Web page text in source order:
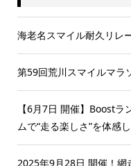
海老名スマイル耐久リレ
第59回荒川スマイルマラ
【6月7日 開催】Boost
ムで“走る楽しさ”を体感
2025年9月28日 開催！網